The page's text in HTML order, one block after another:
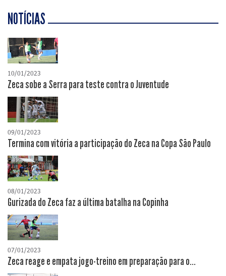
NOTÍCIAS
10/01/2023
Zeca sobe a Serra para teste contra o Juventude
09/01/2023
Termina com vitória a participação do Zeca na Copa São Paulo
08/01/2023
Gurizada do Zeca faz a última batalha na Copinha
07/01/2023
Zeca reage e empata jogo-treino em preparação para o...